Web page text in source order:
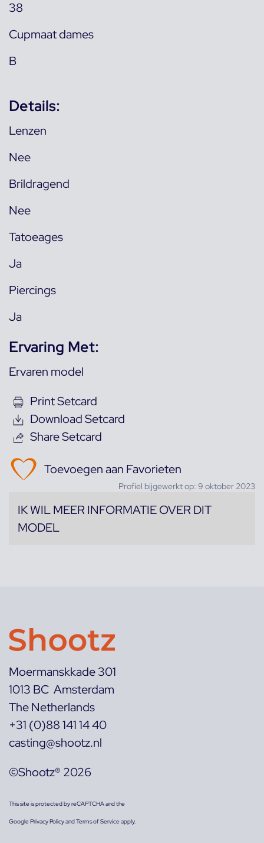
38
Cupmaat dames
B
Details:
Lenzen
Nee
Brildragend
Nee
Tatoeages
Ja
Piercings
Ja
Ervaring Met:
Ervaren model
Print Setcard
Download Setcard
Share Setcard
Toevoegen aan Favorieten
Profiel bijgewerkt op: 9 oktober 2023
IK WIL MEER INFORMATIE OVER DIT
MODEL
Moermanskkade 301
1013 BC Amsterdam
The Netherlands
+31 (0)88 141 14 40
casting@shootz.nl
©Shootz® 2026
This site is protected by reCAPTCHA and the
GooglePrivacy PolicyandTerms of Serviceapply.